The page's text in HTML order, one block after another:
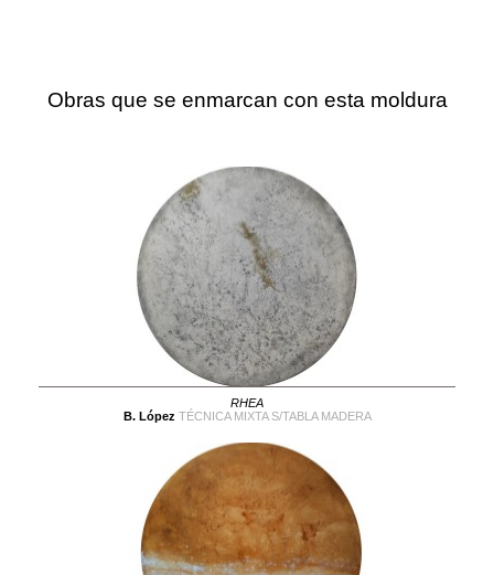
Obras que se enmarcan con esta moldura
RHEA
B. López TÉCNICA MIXTA S/TABLA MADERA